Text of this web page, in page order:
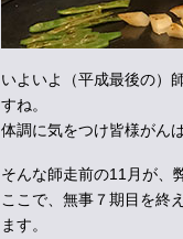
いよいよ（平成最後の）
すね。
体調に気をつけ皆様がん
そんな師走前の11月が、
ここで、無事７期目を終
ます。